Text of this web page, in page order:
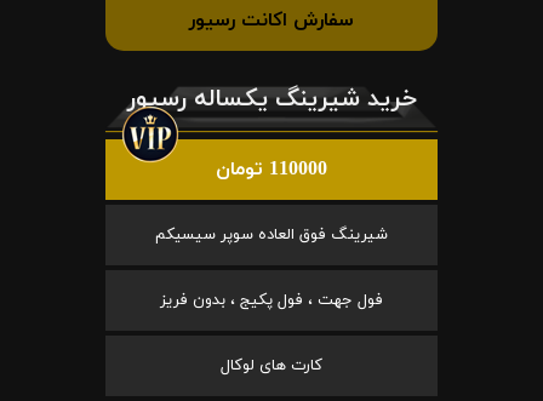
سفارش اکانت رسیور
خرید شیرینگ یکساله رسیور
110000 تومان
شیرینگ فوق العاده سوپر سیسیکم
فول جهت ، فول پکیج ، بدون فریز
کارت های لوکال